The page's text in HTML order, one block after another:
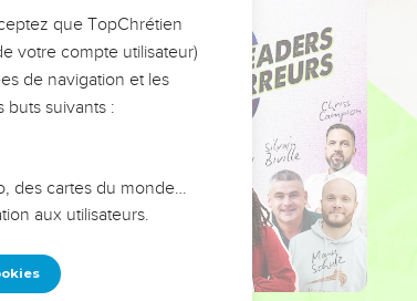
que TopChrétien
votre compte utilisateur)
de navigation et les
buts suivants :
des cartes du monde…
aux utilisateurs.